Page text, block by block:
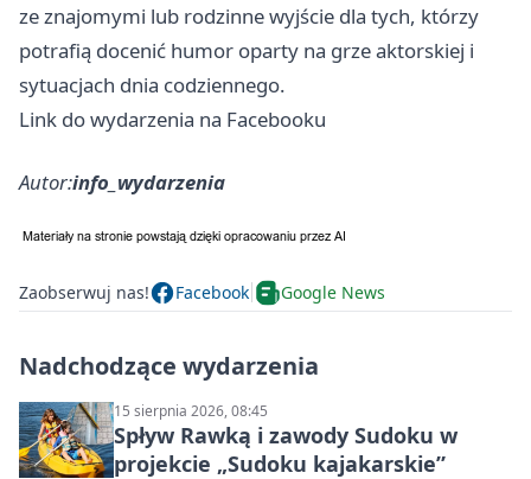
ze znajomymi lub rodzinne wyjście dla tych, którzy
potrafią docenić humor oparty na grze aktorskiej i
sytuacjach dnia codziennego.
Link do wydarzenia na Facebooku
Autor:info_wydarzenia
Zaobserwuj nas! Facebook Google News
Nadchodzące wydarzenia
15 sierpnia 2026, 08:45
Spływ Rawką i zawody Sudoku w
projekcie „Sudoku kajakarskie”